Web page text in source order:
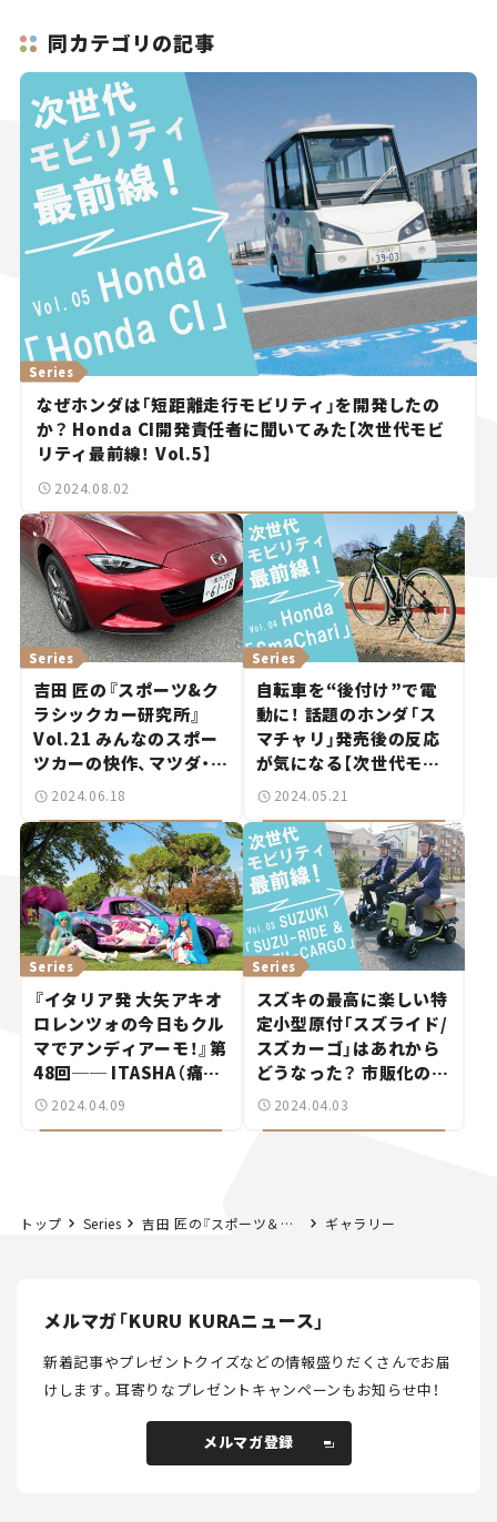
同カテゴリの記事
なぜホンダは「短距離走行モビリティ」を開発したの
か？ Honda CI開発責任者に聞いてみた【次世代モビ
リティ最前線！ Vol.5】
Series
2024.08.02
吉田 匠の『スポーツ&ク
ラシックカー研究所』
Vol.21 みんなのスポー
ツカーの快作、マツダ・ロ
ードスター。
Series
2024.06.18
自転車を“後付け”で電
動に！ 話題のホンダ「ス
マチャリ」発売後の反応
が気になる【次世代モビ
リティ最前線！Vol.4】
Series
2024.05.21
『イタリア発 大矢アキオ
ロレンツォの今日もクル
マでアンディアーモ！』第
48回── ITASHA（痛
車）は僕の人生を変えた！
Series
2024.04.09
スズキの最高に楽しい特
定小型原付「スズライド/
スズカーゴ」はあれから
どうなった？ 市販化の可
能性を訊いてみた！【次世
Series
2024.04.03
トップ Series 吉田 匠の『スポーツ＆クラシックカー研究所』Vol.04 フェラーリを超えるスーパースポーツを目指した「ランボルギーニ」前編。 ギャラリー
メルマガ「KURU KURAニュース」
新着記事やプレゼントクイズなどの情報盛りだくさんでお届
けします。耳寄りなプレゼントキャンペーンもお知らせ中！
メルマガ登録